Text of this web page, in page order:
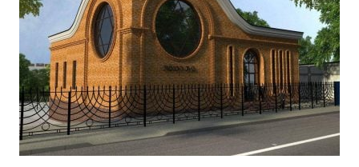
Здоров'я Туризм
Цікавинки Погода
Екологія Регіони
Лонгріди